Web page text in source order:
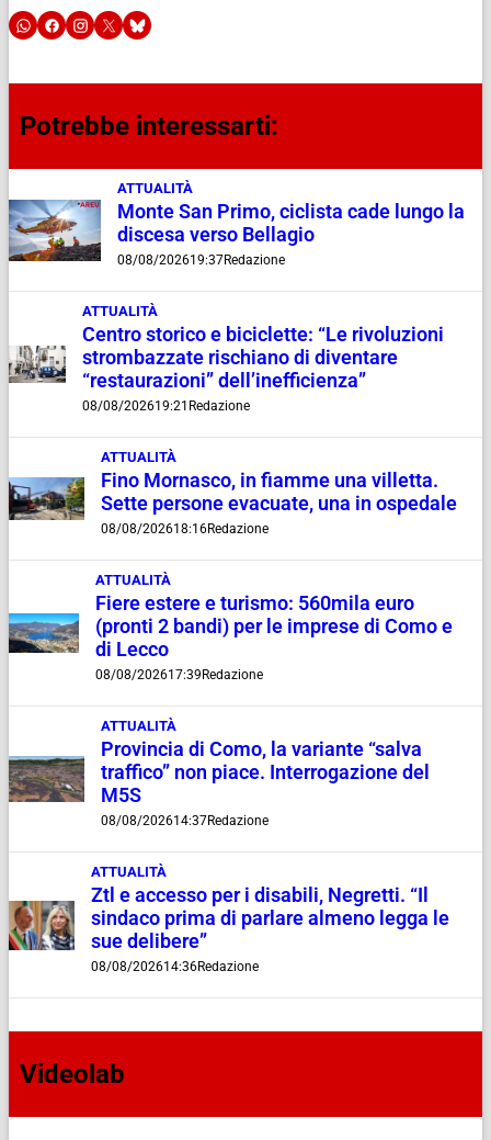
Potrebbe interessarti:
ATTUALITÀ
Monte San Primo, ciclista cade lungo la
discesa verso Bellagio
08/08/202619:37Redazione
ATTUALITÀ
Centro storico e biciclette: “Le rivoluzioni
strombazzate rischiano di diventare
“restaurazioni” dell’inefficienza”
08/08/202619:21 Redazione
ATTUALITÀ
Fino Mornasco, in fiamme una villetta.
Sette persone evacuate, una in ospedale
08/08/202618:16Redazione
ATTUALITÀ
Fiere estere e turismo: 560mila euro
(pronti 2 bandi) per le imprese di Como e
di Lecco
08/08/202617:39 Redazione
ATTUALITÀ
Provincia di Como, la variante “salva
traffico” non piace. Interrogazione del
M5S
08/08/202614:37Redazione
ATTUALITÀ
Ztl e accesso per i disabili, Negretti. “Il
sindaco prima di parlare almeno legga le
sue delibere”
08/08/202614:36Redazione
Videolab